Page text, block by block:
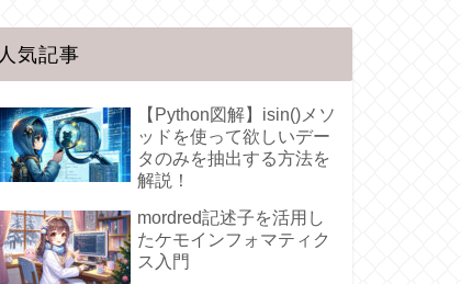
人気記事
【Python図解】isin()メソ
ッドを使って欲しいデー
タのみを抽出する方法を
解説！
mordred記述子を活用し
たケモインフォマティク
ス入門